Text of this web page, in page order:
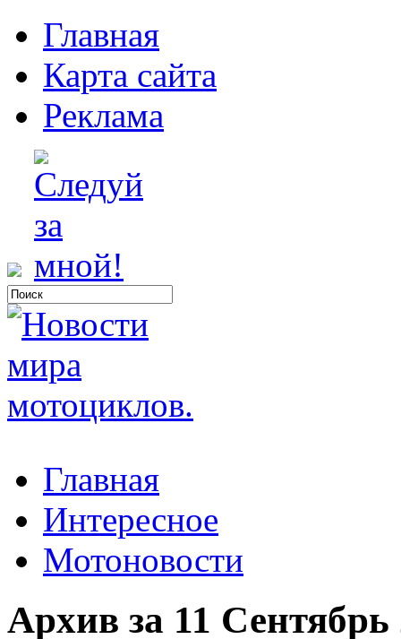
Главная
Карта сайта
Реклама
Главная
Интересное
Мотоновости
Архив за 11 Сентябрь